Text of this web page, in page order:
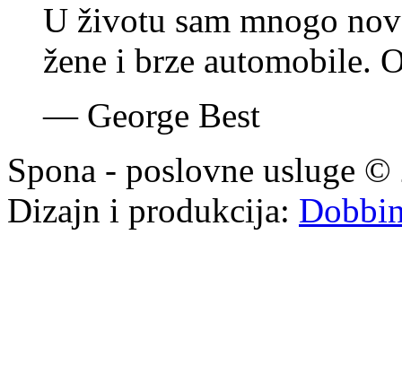
U životu sam mnogo
žene i brze automobile.
—George Best
Spona - poslovne usluge
Dizajn i produkcija: